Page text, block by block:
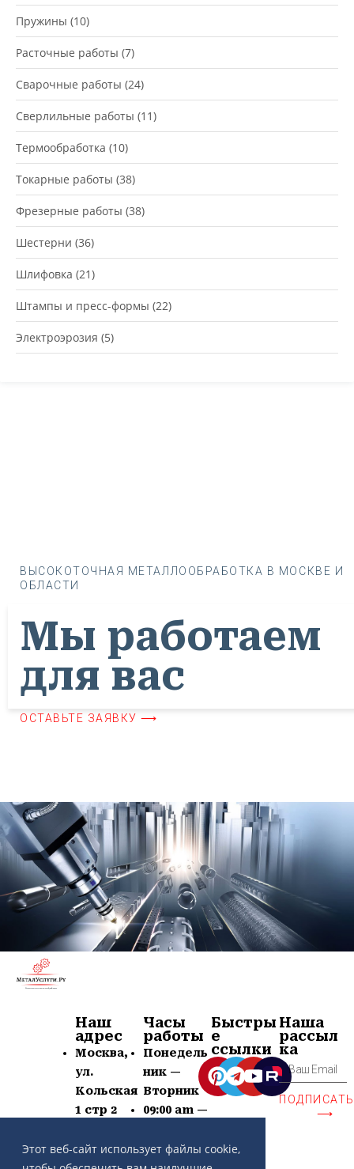
Этот веб-сайт использует файлы cookie,
Пружины (10)
Расточные работы (7)
Сварочные работы (24)
Сверлильные работы (11)
Термообработка (10)
Токарные работы (38)
Фрезерные работы (38)
Шестерни (36)
Шлифовка (21)
Штампы и пресс-формы (22)
Электроэрозия (5)
ВЫСОКОТОЧНАЯ МЕТАЛЛООБРАБОТКА В МОСКВЕ И
ОБЛАСТИ
Мы работаем
для вас
ОСТАВЬТЕ ЗАЯВКУ ⟶
Наш
адрес
Москва,
ул.
Кольская
1 стр 2
639-60-77
contact@
Часы
работы
Понедель
ник —
Вторник
09:00 am —
Суб —
Воскр —
Быстры
е
ссылки
Наша
рассыл
ка
⟶